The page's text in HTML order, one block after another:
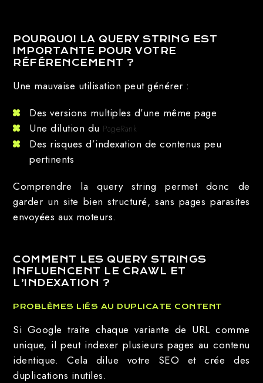
POURQUOI LA QUERY STRING EST
IMPORTANTE POUR VOTRE
RÉFÉRENCEMENT ?
Une mauvaise utilisation peut générer :
Des versions multiples d’une même page
Une dilution du PageRank
Des risques d’indexation de contenus peu
pertinents
Comprendre la query string permet donc de
garder un site bien structuré, sans pages parasites
envoyées aux moteurs.
COMMENT LES QUERY STRINGS
INFLUENCENT LE CRAWL ET
L’INDEXATION ?
PROBLÈMES LIÉS AU DUPLICATE CONTENT
Si Google traite chaque variante de URL comme
unique, il peut indexer plusieurs pages au contenu
identique. Cela dilue votre SEO et crée des
duplications inutiles.